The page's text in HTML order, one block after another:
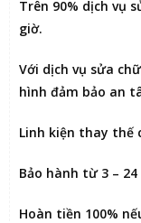
Trên 90% dịch vụ
giờ.
Với dịch vụ sửa
hình đảm bảo an
Linh kiện thay thế
Bảo hành từ 3 –
Hoàn tiền 100%